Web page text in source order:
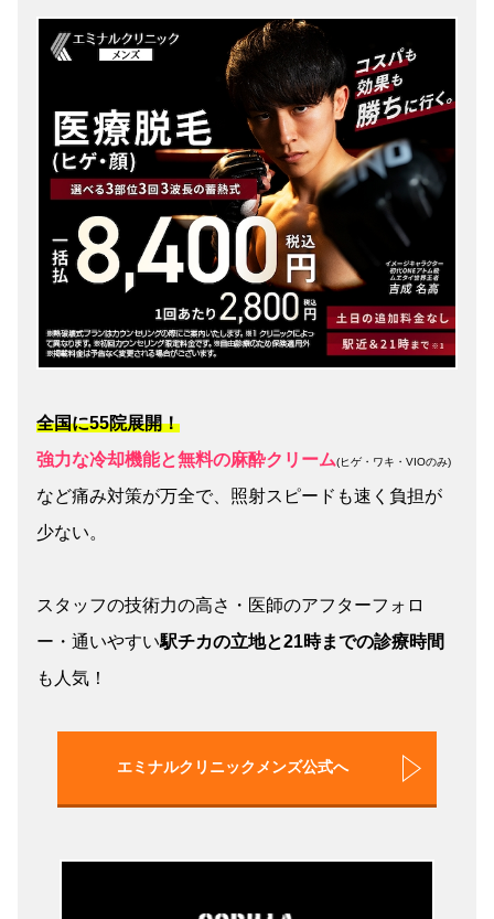
全国に55院展開！
強力な冷却機能と無料の麻酔クリーム(ヒゲ・ワキ・VIOのみ)
など痛み対策が万全で、照射スピードも速く負担が
少ない。
スタッフの技術力の高さ・医師のアフターフォロ
ー・通いやすい駅チカの立地と21時までの診療時間
も人気！
エミナルクリニックメンズ公式へ